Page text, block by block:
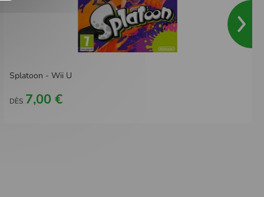
Splatoon - Wii U
DÈS 7,00 €